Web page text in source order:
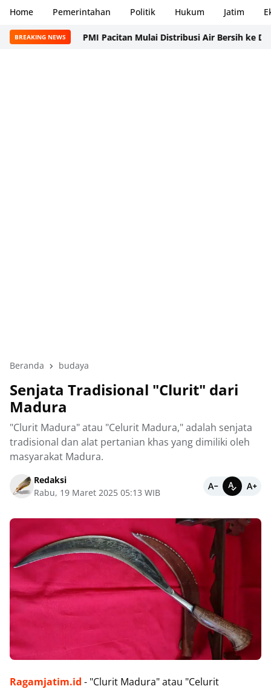
Home Pemerintahan Politik Hukum Jatim
BREAKING NEWSPMI Pacitan Mulai Distribusi Air Bersih ke Dusun
Beranda budaya
Senjata Tradisional "Clurit" dari
Madura
"Clurit Madura" atau "Celurit Madura," adalah senjata
tradisional dan alat pertanian khas yang dimiliki oleh
masyarakat Madura.
Redaksi
Rabu, 19 Maret 2025 05:13 WIB
Ragamjatim.id - "Clurit Madura" atau "Celurit